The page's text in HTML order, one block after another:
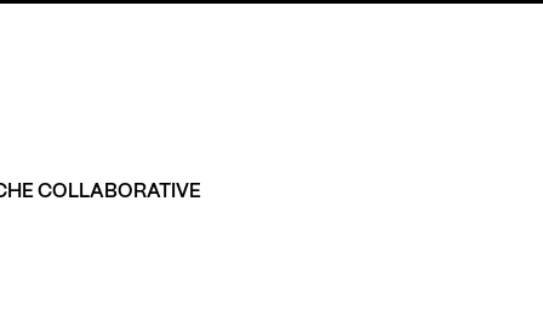
COLLABORATIVE